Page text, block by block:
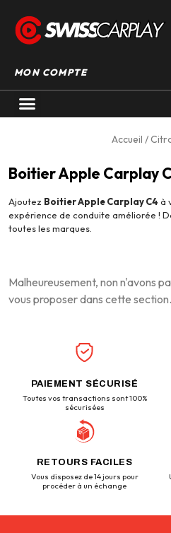
MON COMPTE
Accueil /
Boitier Apple Carplay
Ajoutez Boitier Apple Carplay C4 à
expérience de conduite améliorée !
toutes les marques.
Malheureusement, non n'avons
vous proposer dans cette section.
PAIEMENT SÉCURISÉ
Toutes vos transactions sont 100%
sécurisées
RETOURS FACILES
Vous disposez de 14 jours pour
procéder à un échange